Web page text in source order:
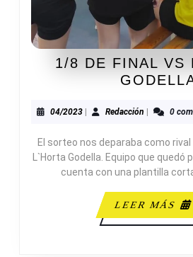
1/8 DE FINAL VS
04/202304/2023
| RedacciónRedacción
| 0
El sorteo nos deparaba como
L`Horta Godella. Equipo que quedó
cuenta con una plantilla
LEER MÁS